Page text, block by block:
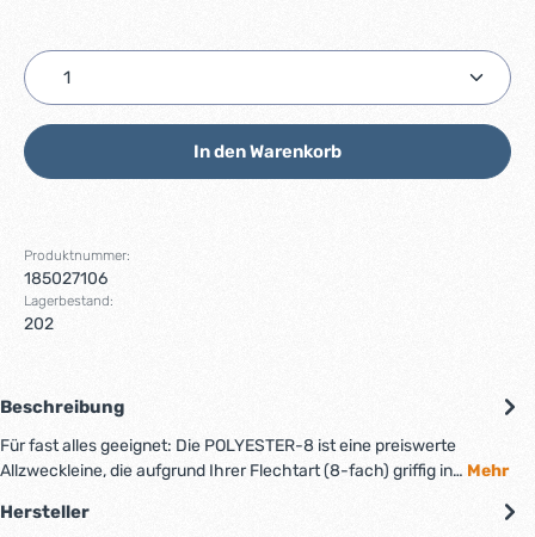
Produkt Anzahl: Gib den gewünschten Wert ein
In den Warenkorb
Produktnummer:
185027106
Lagerbestand:
202
Beschreibung
Für fast alles geeignet: Die POLYESTER-8 ist eine preiswerte
Allzweckleine, die aufgrund Ihrer Flechtart (8-fach) griffig in… Mehr
Hersteller